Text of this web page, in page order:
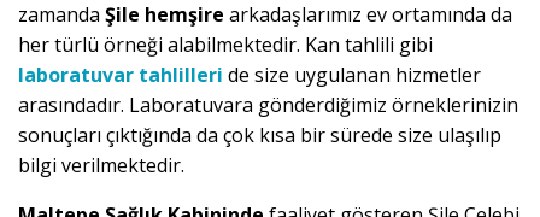
zamanda Şile hemşire arkadaşlarımız ev ortamında da
her türlü örneği alabilmektedir. Kan tahlili gibi
laboratuvar tahlilleri de size uygulanan hizmetler
arasındadır. Laboratuvara gönderdiğimiz örneklerinizin
sonuçları çıktığında da çok kısa bir sürede size ulaşılıp
bilgi verilmektedir.